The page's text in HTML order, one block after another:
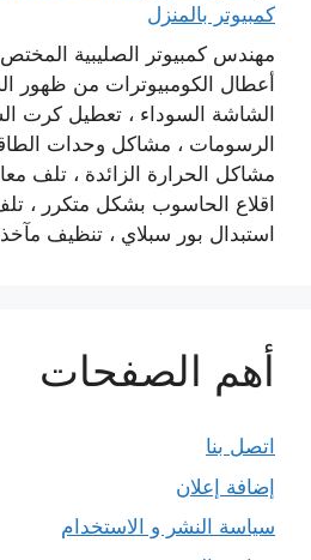
كمبيوتر بالمنزل
مهندس كمبيوتر الصليبية
أعطال الكومبيوترات من ظهور
الشاشة السوداء ، تعطيل كرت
الرسومات ، مشاكل وحدات
مشاكل الحرارة الزائدة ، تلف
اقلاع الحاسوب بشكل متكرر ،
استبدال بور سبلاي ، تنظيف
أهم الصفحات
اتصل بنا
إضافة إعلان
سياسة النشر و الاستخدام